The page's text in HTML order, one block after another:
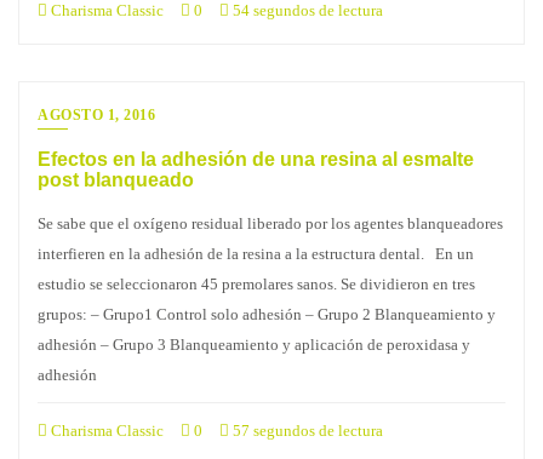
Charisma Classic 0 54 segundos de lectura
AGOSTO 1, 2016
Efectos en la adhesión de una resina al esmalte
post blanqueado
Se sabe que el oxígeno residual liberado por los agentes blanqueadores
interfieren en la adhesión de la resina a la estructura dental. En un
estudio se seleccionaron 45 premolares sanos. Se dividieron en tres
grupos: – Grupo1 Control solo adhesión – Grupo 2 Blanqueamiento y
adhesión – Grupo 3 Blanqueamiento y aplicación de peroxidasa y
adhesión
Charisma Classic 0 57 segundos de lectura